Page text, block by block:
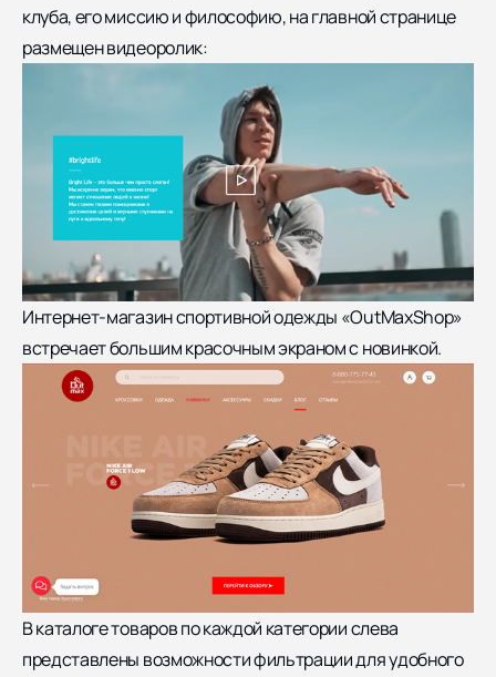
клуба, его миссию и философию, на главной странице
размещен видеоролик:
Интернет-магазин спортивной одежды «OutMaxShop»
встречает большим красочным экраном с новинкой.
В каталоге товаров по каждой категории слева
представлены возможности фильтрации для удобного